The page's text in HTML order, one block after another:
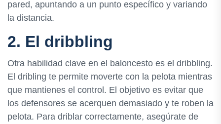
pared, apuntando a un punto específico y variando
la distancia.
2. El dribbling
Otra habilidad clave en el baloncesto es el dribbling.
El dribling te permite moverte con la pelota mientras
que mantienes el control. El objetivo es evitar que
los defensores se acerquen demasiado y te roben la
pelota. Para driblar correctamente, asegúrate de